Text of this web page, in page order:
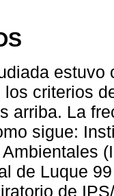
los criterios
arriba. La
sigue:
de Luque
de